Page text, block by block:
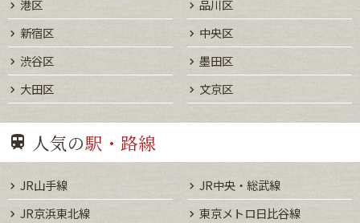
港区
品川区
新宿区
中央区
渋谷区
墨田区
大田区
文京区
人気の駅・路線
JR山手線
JR中央・総武線
JR京浜東北線
東京メトロ日比谷線